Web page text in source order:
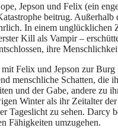
Jepson und Felix (ein
beitrug. Außerhalb
In einem
Kill als Vampir –
ihre
Felix und Jepson zur
menschliche Schatten, die
und der Gabe, andere zu
Winter als ihr Zeitalter
zu sehen. Darcy
Fähigkeiten umzugehen.